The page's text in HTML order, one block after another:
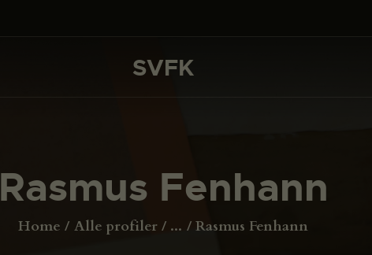
SVFK
Rasmus Fenhann
Home Alle profiler ... Rasmus Fenhann
SVFK
PROJEKTER
OM SVFK
ENGLISH